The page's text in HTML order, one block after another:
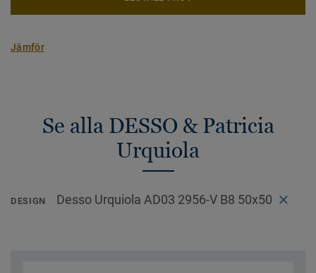
Jämför
Se alla DESSO & Patricia
Urquiola
DESIGN Desso Urquiola AD03 2956-V B8 50x50